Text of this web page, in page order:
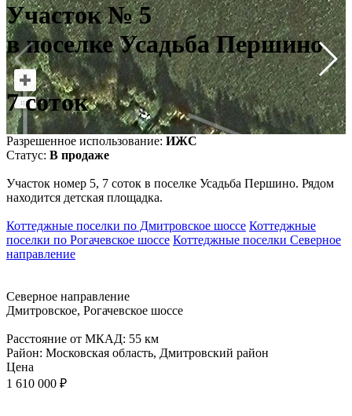
Участок № 5
в поселке Усадьба Першино
7 соток
Разрешенное использование: ИЖС
Статус: В продаже
Участок номер 5, 7 соток в поселке Усадьба Першино. Рядом
находится детская площадка.
Коттеджные поселки по Дмитровское шоссе Коттеджные
поселки по Рогачевское шоссе Коттеджные поселки Северное
направление
Северное направление
Дмитровское, Рогачевское шоссе
Расстояние от МКАД: 55 км
Район: Московская область, Дмитровский район
Цена
1 610 000 ₽